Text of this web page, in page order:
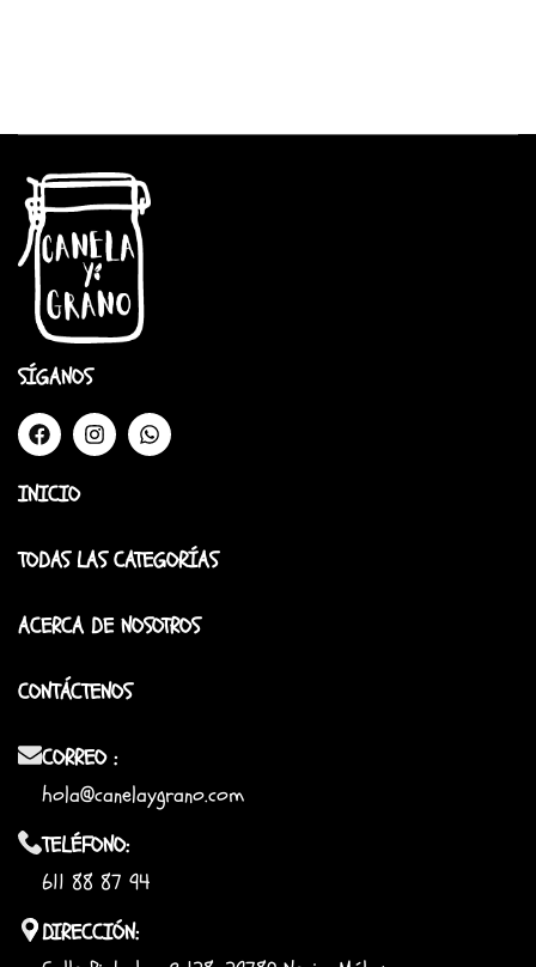
SÍGANOS
INICIO
TODAS LAS CATEGORÍAS
ACERCA DE NOSOTROS
CONTÁCTENOS
CORREO :
hola@canelaygrano.com
TELÉFONO:
611 88 87 94
DIRECCIÓN: